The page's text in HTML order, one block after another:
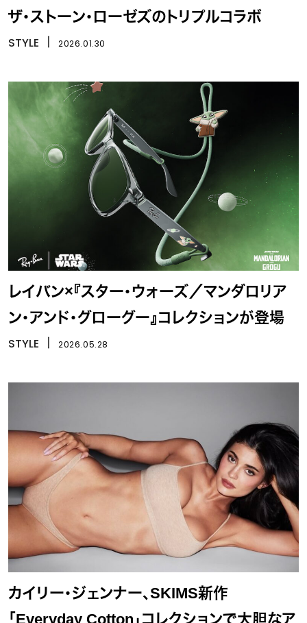
ザ・ストーン・ローゼズのトリプルコラボ
STYLE 2026.01.30
レイバン×『スター・ウォーズ／マンダロリア
ン・アンド・グローグー』コレクションが登場
STYLE 2026.05.28
カイリー・ジェンナー、SKIMS新作
「Everyday Cotton」コレクションで大胆なア